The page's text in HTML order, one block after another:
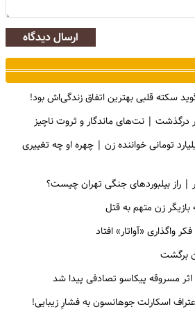
ارسال دیدگاه
سکته قلبی بهترین اتفاق زندگی‌اش بود!
درگذشت | نت‌های ماندگار و ثروت ناچیز
عمل جراحی ۴۰ میلیارد تومانی خواننده زن | چهره او چه تغییری
| راز بیلبوردهای جنگی تهران چیست؟
زن متهم به قتل
برگشت
مسروقه پیکاسو تصادفی پیدا شد
اسکارلت جوهانسون به فشارِ زیبایی!